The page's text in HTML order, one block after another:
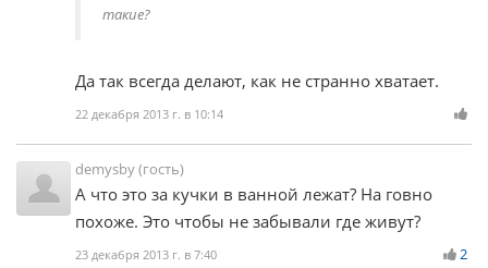
такие?
Да так всегда делают, как не странно хватает.
22 декабря 2013 г. в 10:14
demysby (гость)
А что это за кучки в ванной лежат? На говно
похоже. Это чтобы не забывали где живут?
23 декабря 2013 г. в 7:40 2